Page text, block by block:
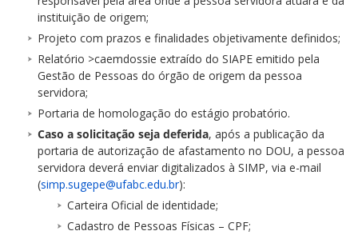
instituição de origem;
Projeto com prazos e finalidades objetivamente definidos;
Relatório >caemdossie extraído do SIAPE emitido pela
Gestão de Pessoas do órgão de origem da pessoa
servidora;
Portaria de homologação do estágio probatório.
Caso a solicitação seja deferida, após a publicação da
portaria de autorização de afastamento no DOU, a pessoa
servidora deverá enviar digitalizados à SIMP, via e-mail
(simp.sugepe@ufabc.edu.br):
Carteira Oficial de identidade;
Cadastro de Pessoas Físicas – CPF;